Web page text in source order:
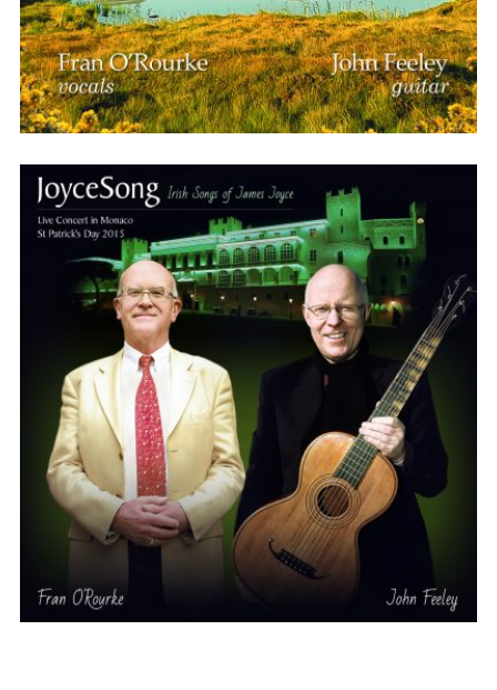
Casadh na n-Amhrán / Turning the
Song